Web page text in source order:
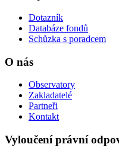
Dotazník
Databáze fondů
Schůzka s poradcem
O nás
Observatory
Zakladatelé
Partneři
Kontakt
Vyloučení právní